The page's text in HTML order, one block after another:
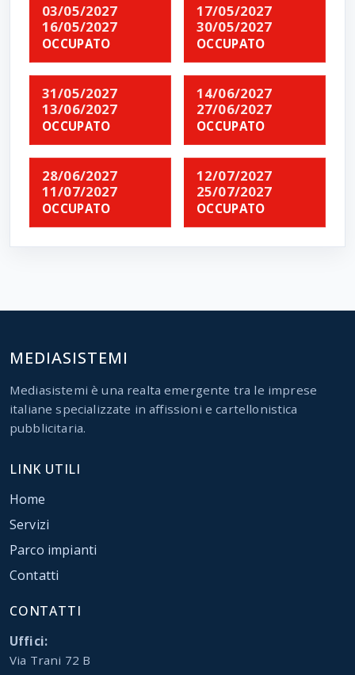
03/05/2027
16/05/2027
OCCUPATO
17/05/2027
30/05/2027
OCCUPATO
31/05/2027
13/06/2027
OCCUPATO
14/06/2027
27/06/2027
OCCUPATO
28/06/2027
11/07/2027
OCCUPATO
12/07/2027
25/07/2027
OCCUPATO
MEDIASISTEMI
Mediasistemi è una realta emergente tra le imprese
italiane specializzate in affissioni e cartellonistica
pubblicitaria.
LINK UTILI
Home
Servizi
Parco impianti
Contatti
CONTATTI
Uffici:
Via Trani 72 B